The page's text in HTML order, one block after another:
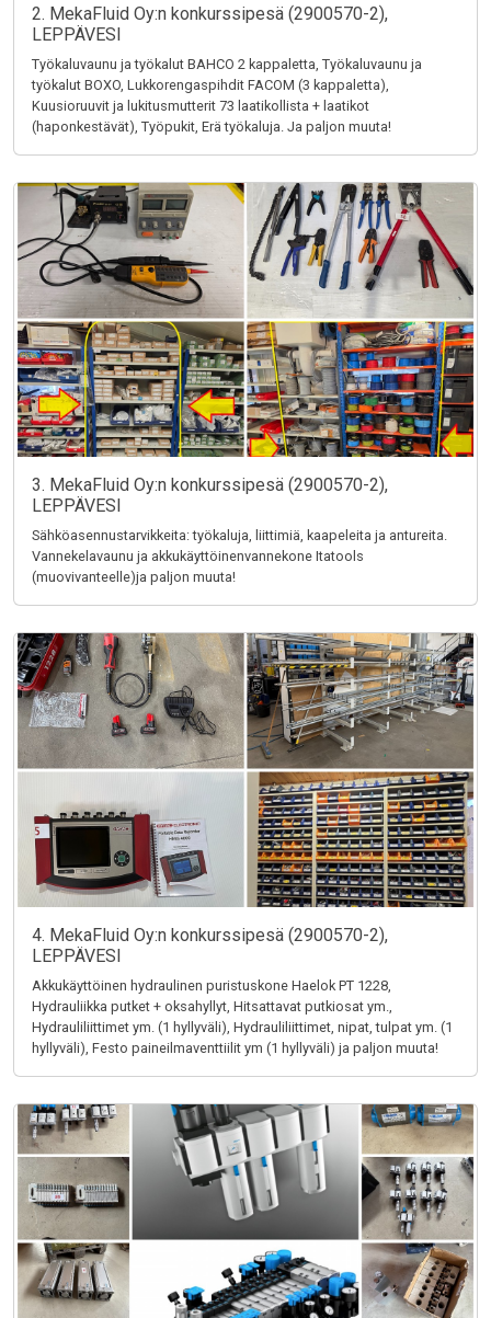
2. MekaFluid Oy:n konkurssipesä (2900570-2),
LEPPÄVESI
Työkaluvaunu ja työkalut BAHCO 2 kappaletta, Työkaluvaunu ja
työkalut BOXO, Lukkorengaspihdit FACOM (3 kappaletta),
Kuusioruuvit ja lukitusmutterit 73 laatikollista + laatikot
(haponkestävät), Työpukit, Erä työkaluja. Ja paljon muuta!
3. MekaFluid Oy:n konkurssipesä (2900570-2),
LEPPÄVESI
Sähköasennustarvikkeita: työkaluja, liittimiä, kaapeleita ja antureita.
Vannekelavaunu ja akkukäyttöinenvannekone Itatools
(muovivanteelle)ja paljon muuta!
4. MekaFluid Oy:n konkurssipesä (2900570-2),
LEPPÄVESI
Akkukäyttöinen hydraulinen puristuskone Haelok PT 1228,
Hydrauliikka putket + oksahyllyt, Hitsattavat putkiosat ym.,
Hydrauliliittimet ym. (1 hyllyväli), Hydrauliliittimet, nipat, tulpat ym. (1
hyllyväli), Festo paineilmaventtiilit ym (1 hyllyväli) ja paljon muuta!